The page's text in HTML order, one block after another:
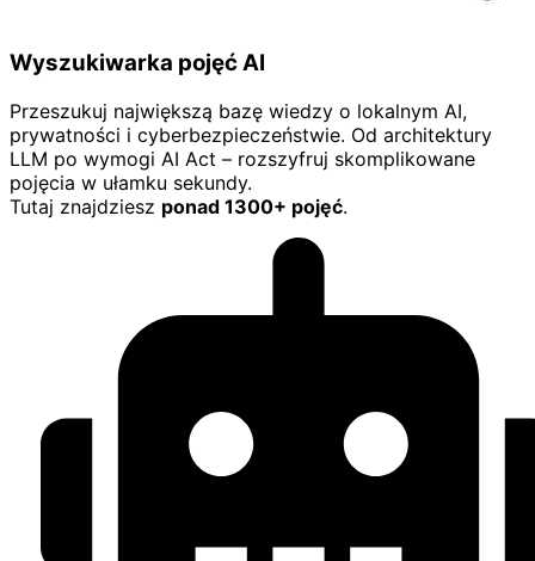
Wyszukiwarka pojęć AI
Przeszukuj największą bazę wiedzy o lokalnym AI,
prywatności i cyberbezpieczeństwie. Od architektury
LLM po wymogi AI Act – rozszyfruj skomplikowane
pojęcia w ułamku sekundy.
Tutaj znajdziesz ponad 1300+ pojęć.